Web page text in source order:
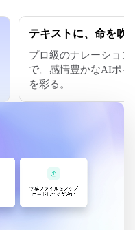
テキストに、命を吹
プロ級のナレーション
で。感情豊かなAIボイ
を彩る。